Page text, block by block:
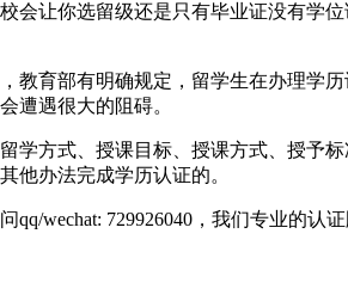
会让你选留级还是只有毕业证没有学
教育部有明确规定，留学生在办理学
遭遇很大的阻碍。
学方式、授课目标、授课方式、授予
他办法完成学历认证的。
wechat: 729926040，我们专业的认